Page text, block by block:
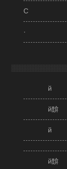
С
·
й
й黭
й
й黭